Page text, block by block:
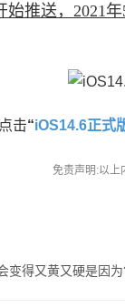
始推送，2021
击“iOS14.6正式
免责声明:以上
变得又黄又硬是因